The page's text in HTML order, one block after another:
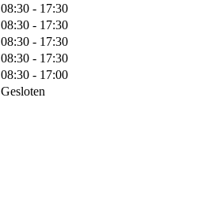
08:30 - 17:30
08:30 - 17:30
08:30 - 17:30
08:30 - 17:30
08:30 - 17:00
Gesloten